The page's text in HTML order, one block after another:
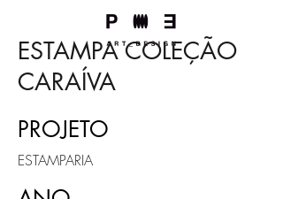
ESTAMPA COLEÇÃO
CARAÍVA
PROJETO
ESTAMPARIA